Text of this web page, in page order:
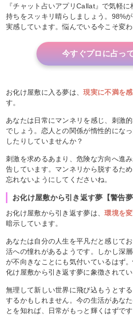
『チャット占いアプリCallat』で気軽
持ちをスッキリ晴らしましょう。98%
実感しています。悩んでいる今こそ変わ
今すぐプロに占っ
お化け屋敷に入る夢は、現実に不満を
す。
あなたは日常にマンネリを感じ、刺激
でしょう。恋人との関係が惰性的にな
したりしていませんか？
刺激を求めるあまり、危険な方向へ進
告しています。マンネリから脱するた
忘れないようにしてくださいね。
お化け屋敷から引き返す夢【警告夢
お化け屋敷から引き返す夢は、環境を
暗示しています。
あなたは自分の人生を平凡だと感じて
活への憧れがあるようです。しかし深
が不向きなことにも気付いているはず
化け屋敷から引き返す夢に象徴されてい
無理して新しい世界に飛び込もうとす
するかもしれません。今の生活があな
とを知れば、日常がもっと輝くはずです